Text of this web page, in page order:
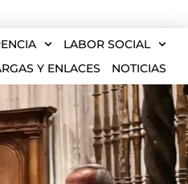
LABOR SOCIAL
Y ENLACES
NOTICIAS